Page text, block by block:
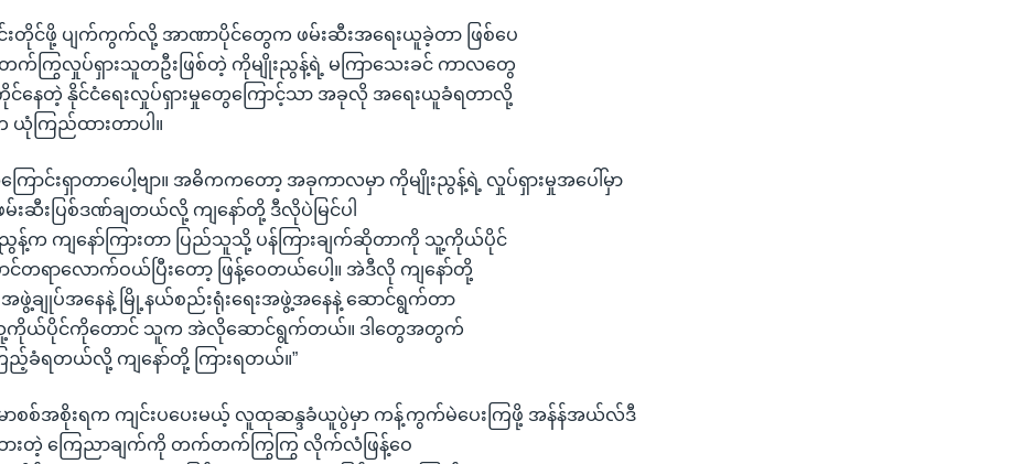
းတိုင်ဖို့ ပျက်ကွက်လို့ အာဏာပိုင်တွေက ဖမ်းဆီးအရေးယူခဲ့တာ ဖြစ်ပေ
တက်ကြွလှုပ်ရှားသူတဦးဖြစ်တဲ့ ကိုမျိုးညွန့်ရဲ့ မကြာသေးခင် ကာလတွေ
နေတဲ့ နိုင်ငံရေးလှုပ်ရှားမှုတွေကြောင့်သာ အခုလို အရေးယူခံရတာလို့
ယုံကြည်ထားတာပါ။
ြောင်းရှာတာပေါ့ဗျာ။ အဓိကကတော့ အခုကာလမှာ ကိုမျိုးညွန့်ရဲ့ လှုပ်ရှားမှုအပေါ်မှာ
ဖမ်းဆီးပြစ်ဒဏ်ချတယ်လို့ ကျနော်တို့ ဒီလိုပဲမြင်ပါ
န့်က ကျနော်ကြားတာ ပြည်သူသို့ ပန်ကြားချက်ဆိုတာကို သူ့ကိုယ်ပိုင်
ာင်တရာလောက်ဝယ်ပြီးတော့ ဖြန့်ဝေတယ်ပေါ့။ အဲဒီလို ကျနော်တို့
အဖွဲ့ချုပ်အနေနဲ့ မြို့နယ်စည်းရုံးရေးအဖွဲ့အနေနဲ့ ဆောင်ရွက်တာ
ယ်ပိုင်ကိုတောင် သူက အဲလိုဆောင်ရွက်တယ်။ ဒါတွေအတွက်
ည့်ခံရတယ်လို့ ကျနော်တို့ ကြားရတယ်။”
န်မာစစ်အစိုးရက ကျင်းပပေးမယ့် လူထုဆန္ဒခံယူပွဲမှာ ကန့်ကွက်မဲပေးကြဖို့ အန်န်အယ်လ်ဒီ
းတဲ့ ကြေညာချက်ကို တက်တက်ကြွကြွ လိုက်လံဖြန့်ဝေ